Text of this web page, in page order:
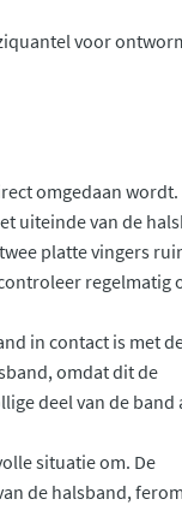
voor
omgedaan wordt.
uiteinde van de
platte vingers
regelmatig
in contact is met
omdat dit de
deel van de band
situatie om. De
de halsband,